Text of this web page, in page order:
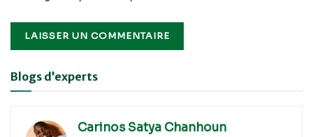
Alternative:
Blogs d’experts
Carinos Satya Chanhoun